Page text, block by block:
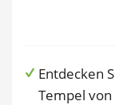
Entdecken
Tempel